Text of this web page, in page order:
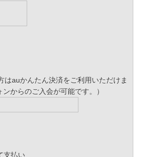
はauかんたん決済をご利用いただけま
からのご入会が可能です。）
支払い